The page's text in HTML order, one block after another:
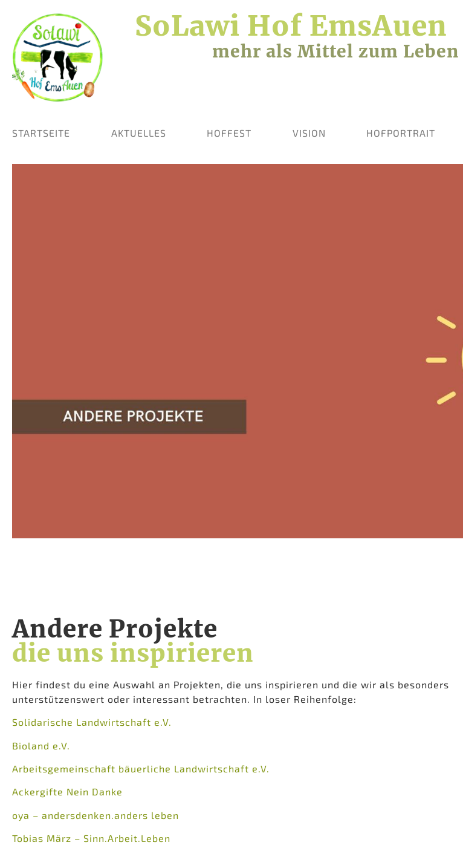
SoLawi Hof EmsAuen
mehr als Mittel zum Leben
STARTSEITE AKTUELLES HOFFEST VISION HOFPORTRAIT
Andere Projekte
die uns inspirieren
Hier findest du eine Auswahl an Projekten, die uns inspirieren und die wir als besonders
unterstützenswert oder interessant betrachten. In loser Reihenfolge:
Solidarische Landwirtschaft e.V.
Bioland e.V.
Arbeitsgemeinschaft bäuerliche Landwirtschaft e.V.
Ackergifte Nein Danke
oya – andersdenken.anders leben
Tobias März – Sinn.Arbeit.Leben